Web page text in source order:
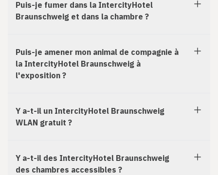
Puis-je fumer dans la IntercityHotel
Braunschweig et dans la chambre ?
Puis-je amener mon animal de compagnie à
la IntercityHotel Braunschweig à
l'exposition ?
Y a-t-il un IntercityHotel Braunschweig
WLAN gratuit ?
Y a-t-il des IntercityHotel Braunschweig
des chambres accessibles ?